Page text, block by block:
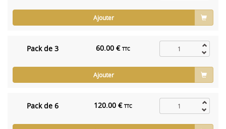
Ajouter
Pack de 3 60.00 € TTC
Ajouter
Pack de 6 120.00 € TTC